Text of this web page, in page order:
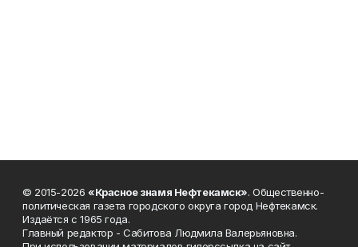
© 2015-2026 «Красное знамя Нефтекамск». Общественно-
политическая газета городского округа город Нефтекамск.
Издаётся с 1965 года.
Главный редактор - Сабитова Людмила Валерьяновна.